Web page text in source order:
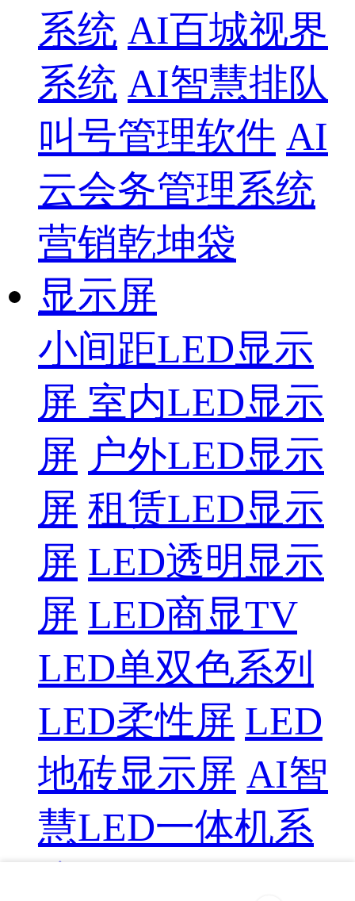
系统 AI百城视界
系统 AI智慧排队
叫号管理软件 AI
云会务管理系统
营销乾坤袋
显示屏
小间距LED显示
屏 室内LED显示
屏 户外LED显示
屏 租赁LED显示
屏 LED透明显示
屏 LED商显TV
LED单双色系列
LED柔性屏 LED
地砖显示屏 AI智
慧LED一体机系